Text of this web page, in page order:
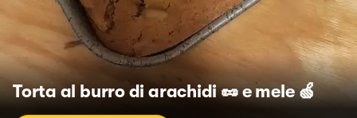
Torta al burro di arachidi 🥜 e mele 🍏